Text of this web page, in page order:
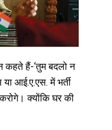
कहते हैं-‘तुम बदलो न
आई.ए.एस. में भर्ती
क्योंकि घर की